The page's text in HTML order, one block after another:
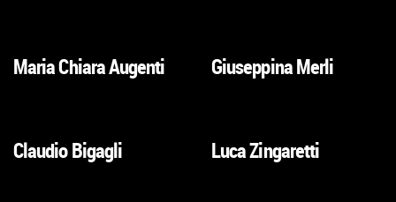
VAI
Maria Chiara Augenti
VAI
Giuseppina Merli
VAI
Claudio Bigagli
VAI
Luca Zingaretti